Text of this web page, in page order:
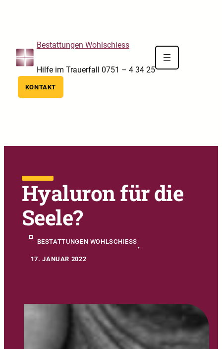
Bestattungen Wohlschiess
Hilfe im Trauerfall 0751 – 4 34 25
KONTAKT
Hyaluron für die
Seele?
BESTATTUNGEN WOHLSCHIESS
•
17. JANUAR 2022